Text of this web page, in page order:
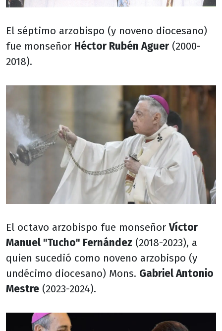
El séptimo arzobispo (y noveno diocesano)
fue monseñor Héctor Rubén Aguer(2000-
2018).
El octavo arzobispo fue monseñorVíctor
Manuel "Tucho" Fernández (2018-2023), a
quien sucedió como noveno arzobispo (y
undécimo diocesano) Mons. Gabriel Antonio
Mestre (2023-2024).